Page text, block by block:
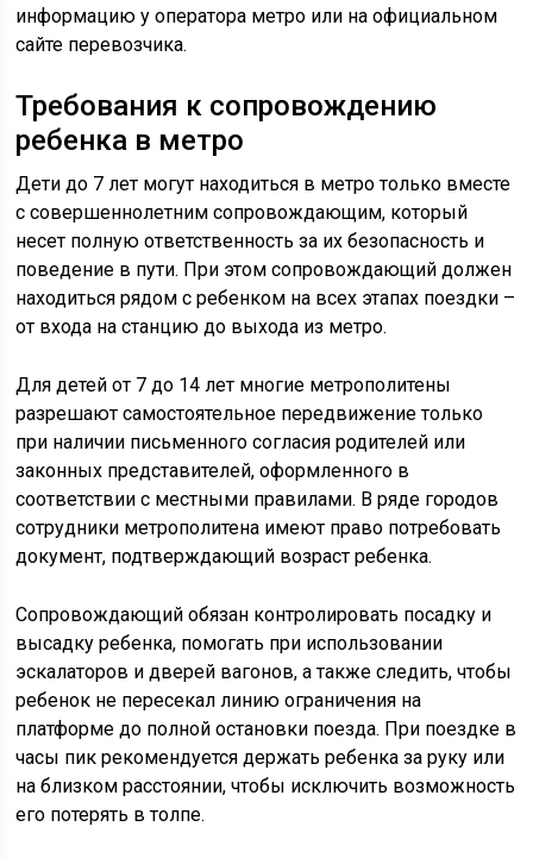
информацию у оператора метро или на официальном
сайте перевозчика.
Требования к сопровождению
ребенка в метро
Дети до 7 лет могут находиться в метро только вместе
с совершеннолетним сопровождающим, который
несет полную ответственность за их безопасность и
поведение в пути. При этом сопровождающий должен
находиться рядом с ребенком на всех этапах поездки –
от входа на станцию до выхода из метро.
Для детей от 7 до 14 лет многие метрополитены
разрешают самостоятельное передвижение только
при наличии письменного согласия родителей или
законных представителей, оформленного в
соответствии с местными правилами. В ряде городов
сотрудники метрополитена имеют право потребовать
документ, подтверждающий возраст ребенка.
Сопровождающий обязан контролировать посадку и
высадку ребенка, помогать при использовании
эскалаторов и дверей вагонов, а также следить, чтобы
ребенок не пересекал линию ограничения на
платформе до полной остановки поезда. При поездке в
часы пик рекомендуется держать ребенка за руку или
на близком расстоянии, чтобы исключить возможность
его потерять в толпе.